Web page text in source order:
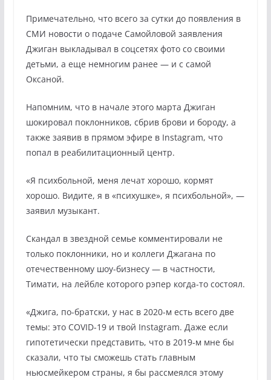
Примечательно, что всего за сутки до появления в
СМИ новости о подаче Самойловой заявления
Джиган выкладывал в соцсетях фото со своими
детьми, а еще немногим ранее — и с самой
Оксаной.
Напомним, что в начале этого марта Джиган
шокировал поклонников, сбрив брови и бороду, а
также заявив в прямом эфире в Instagram, что
попал в реабилитационный центр.
«Я психбольной, меня лечат хорошо, кормят
хорошо. Видите, я в «психушке», я психбольной», —
заявил музыкант.
Скандал в звездной семье комментировали не
только поклонники, но и коллеги Джагана по
отечественному шоу-бизнесу — в частности,
Тимати, на лейбле которого рэпер когда-то состоял.
«Джига, по-братски, у нас в 2020-м есть всего две
темы: это COVID-19 и твой Instagram. Даже если
гипотетически представить, что в 2019-м мне бы
сказали, что ты сможешь стать главным
ньюсмейкером страны, я бы рассмеялся этому